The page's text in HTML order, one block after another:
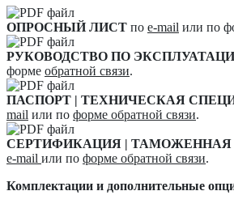
ОПРОСНЫЙ ЛИСТ по e-mail или по
РУКОВОДСТВО ПО
форме обратной связи.
ПАСПОРТ | ТЕХНИЧЕСКАЯ
mail или по форме обратной связи.
СЕРТИФИКАЦИЯ | ТАМОЖЕННАЯ
e-mail или по форме обратной связи.
Комплектации и дополнительные